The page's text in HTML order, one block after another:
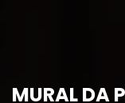
MURAL DA